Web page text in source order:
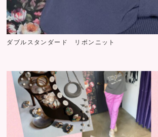
ダブルスタンダード リボンニット